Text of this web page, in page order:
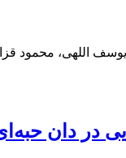
یوسف اللهی، محمود
در دان